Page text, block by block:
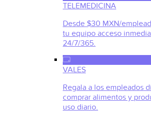
TELEMEDICINA
Desde $30 MXN/
tu equipo acceso
24/7/365.
VALES
Regala a los empleados
comprar alimentos y
uso diario.